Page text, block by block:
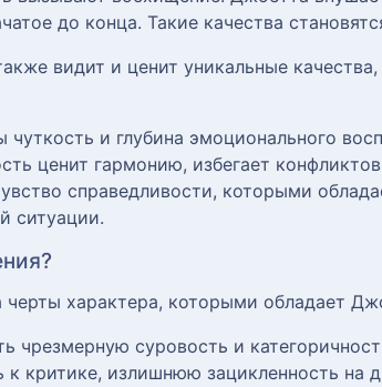
до конца. Такие качества
видит и ценит уникальные
и глубина эмоционального
ценит гармонию, избегает
справедливости, которыми
ситуации.
черты характера, которыми обладает
чрезмерную суровость и
критике, излишнюю зацикленность на